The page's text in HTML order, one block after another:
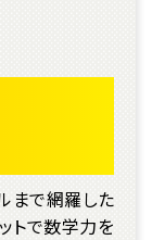
まで網羅した
トで数学力を